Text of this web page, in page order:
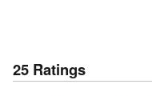
25 Ratings